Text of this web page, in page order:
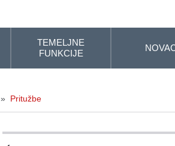
TEMELJNE
FUNKCIJE
» Pritužbe